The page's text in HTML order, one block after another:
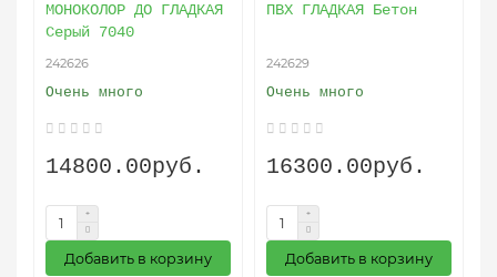
МОНОКОЛОР ДО ГЛАДКАЯ
Серый 7040
242626
Очень много
14800.00руб.
Добавить в корзину
ПВХ ГЛАДКАЯ Бетон
242629
Очень много
16300.00руб.
Добавить в корзину